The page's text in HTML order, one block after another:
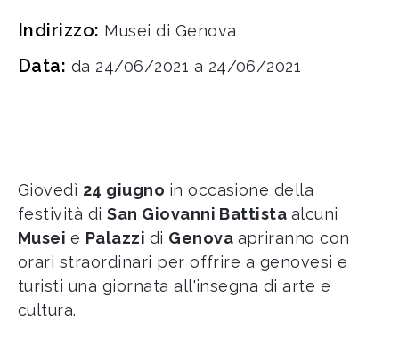
Indirizzo: Musei di Genova
Data: da 24/06/2021 a 24/06/2021
Giovedì 24 giugno in occasione della
festività diSan Giovanni Battista alcuni
Musei e Palazzi di Genova apriranno con
orari straordinari per offrire a genovesi e
turisti una giornata all'insegna di arte e
cultura.